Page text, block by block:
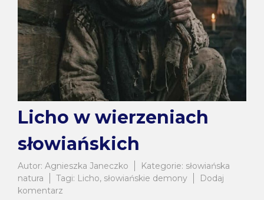
Licho w wierzeniach
słowiańskich
Autor: Agnieszka Janeczko Kategorie: słowiańska
natura
Tagi: Licho, słowiańskie demony
Dodaj
komentarz